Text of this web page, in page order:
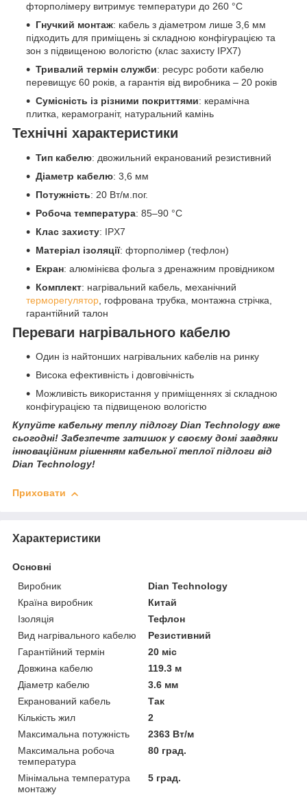
фторполімеру витримує температури до 260 °C
Гнучкий монтаж: кабель з діаметром лише 3,6 мм
підходить для приміщень зі складною конфігурацією та
зон з підвищеною вологістю (клас захисту IPX7)
Тривалий термін служби: ресурс роботи кабелю
перевищує 60 років, а гарантія від виробника – 20 років
Сумісність із різними покриттями: керамічна
плитка, керамограніт, натуральний камінь
Технічні характеристики
Тип кабелю: двожильний екранований резистивний
Діаметр кабелю: 3,6 мм
Потужність: 20 Вт/м.пог.
Робоча температура: 85–90 °C
Клас захисту: IPX7
Матеріал ізоляції: фторполімер (тефлон)
Екран: алюмінієва фольга з дренажним провідником
Комплект: нагрівальний кабель, механічний
терморегулятор , гофрована трубка, монтажна стрічка,
гарантійний талон
Переваги нагрівального кабелю
Один із найтонших нагрівальних кабелів на ринку
Висока ефективність і довговічність
Можливість використання у приміщеннях зі складною
конфігурацією та підвищеною вологістю
Купуйте кабельну теплу підлогу Dian Technology вже
сьогодні! Забезпечте затишок у своєму домі завдяки
інноваційним рішенням кабельної теплої підлоги від
Dian Technology!
Приховати
Характеристики
Основні
Виробник
Dian Technology
Країна виробник
Китай
Ізоляція
Тефлон
Вид нагрівального кабелю
Резистивний
Гарантійний термін
20 міс
Довжина кабелю
119.3 м
Діаметр кабелю
3.6 мм
Екранований кабель
Так
Кількість жил
2
Максимальна потужність
2363 Вт/м
Максимальна робоча
температура
80 град.
Мінімальна температура
монтажу
5 град.